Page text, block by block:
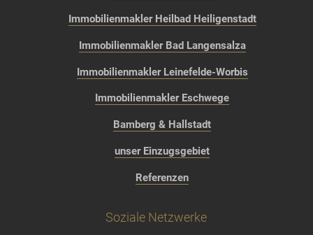
Immobilienmakler Heilbad Heiligenstadt
Immobilienmakler Bad Langensalza
Immobilienmakler Leinefelde-Worbis
Immobilienmakler Eschwege
Bamberg & Hallstadt
unser Einzugsgebiet
Referenzen
Soziale Netzwerke